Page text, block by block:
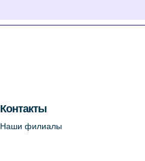
Контакты
Наши филиалы